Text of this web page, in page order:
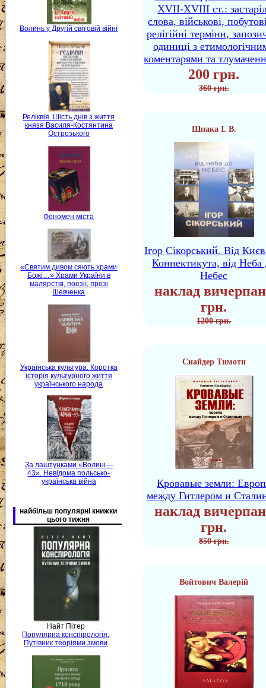
Волинь у Другій світовій війні
Реліквія. Шість днів з життя
князя Василя-Костянтина
Острозького
Феномен міста
«Святим дивом сяють храми
Божі…» Храми України в
малярстві, поезії, прозі
Шевченка
Українська культура. Коротка
історія культурного життя
українського народа
За лаштунками «Волині—
43». Невідома польсько-
українська війна
найбільш популярні книжки
цього тижня
Найт Пітер
Популярна конспірологія.
Путівник теоріями змови
XVII-XVIII ст.:
слова, військові,
релігійні терміни,
одиниці з
коментарями та
200 грн.
360 грн.
Шпака І. В.
Ігор Сікорський. Від
Коннектикута, від Неба
Небес
наклад
грн.
1200 грн.
Снайдер Тимоти
Кровавые земли:
между Гитлером и
наклад
грн.
850 грн.
Войтович Валерій